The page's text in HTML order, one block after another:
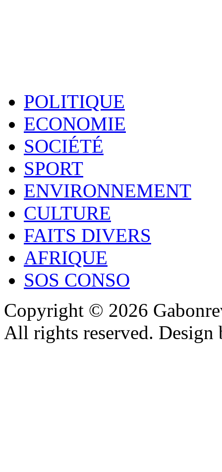
POLITIQUE
ECONOMIE
SOCIÉTÉ
SPORT
ENVIRONNEMENT
CULTURE
FAITS DIVERS
AFRIQUE
SOS CONSO
Copyright © 2026
All rights reserved.